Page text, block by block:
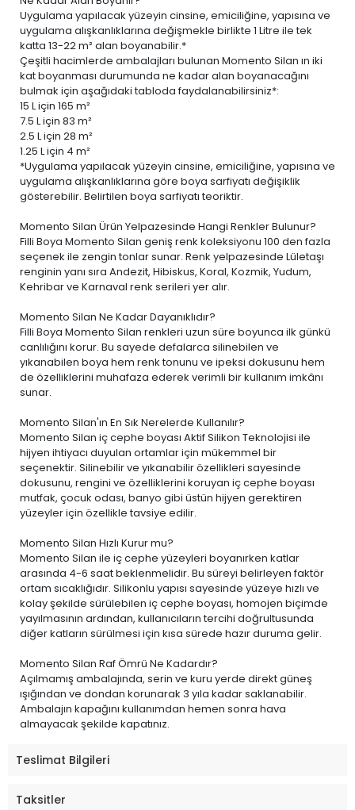
Uygulama yapılacak yüzeyin cinsine, emiciliğine, yapısına ve
uygulama alışkanlıklarına değişmekle birlikte 1 Litre ile tek
katta 13-22 m² alan boyanabilir.*
Çeşitli hacimlerde ambalajları bulunan Momento Silan ın iki
kat boyanması durumunda ne kadar alan boyanacağını
bulmak için aşağıdaki tabloda faydalanabilirsiniz*:
15 Liçin 165 m²
7.5 Liçin 83 m²
2.5 Liçin 28 m²
1.25 Liçin 4 m²
*Uygulama yapılacak yüzeyin cinsine, emiciliğine, yapısına ve
uygulama alışkanlıklarına göre boya sarfiyatı değişiklik
gösterebilir. Belirtilen boya sarfiyatı teoriktir.
Momento Silan Ürün Yelpazesinde Hangi Renkler Bulunur?
Filli Boya Momento Silan geniş renk koleksiyonu 100 den fazla
seçenek ile zengin tonlar sunar. Renk yelpazesinde Lületaşı
renginin yanı sıra Andezit, Hibiskus, Koral, Kozmik, Yudum,
Kehribar ve Karnaval renk serileri yer alır.
Momento Silan Ne Kadar Dayanıklıdır?
Filli Boya Momento Silan renkleri uzun süre boyunca ilk günkü
canlılığını korur. Bu sayede defalarca silinebilen ve
yıkanabilen boya hem renk tonunu ve ipeksi dokusunu hem
de özelliklerini muhafaza ederek verimli bir kullanım imkânı
sunar.
Momento Silan'ın En Sık Nerelerde Kullanılır?
Momento Silan iç cephe boyası Aktif Silikon Teknolojisi ile
hijyen ihtiyacı duyulan ortamlar için mükemmel bir
seçenektir. Silinebilir ve yıkanabilir özellikleri sayesinde
dokusunu, rengini ve özelliklerini koruyan iç cephe boyası
mutfak, çocuk odası, banyo gibi üstün hijyen gerektiren
yüzeyler için özellikle tavsiye edilir.
Momento Silan Hızlı Kurur mu?
Momento Silan ile iç cephe yüzeyleri boyanırken katlar
arasında 4-6 saat beklenmelidir. Bu süreyi belirleyen faktör
ortam sıcaklığıdır. Silikonlu yapısı sayesinde yüzeye hızlı ve
kolay şekilde sürülebilen iç cephe boyası, homojen biçimde
yayılmasının ardından, kullanıcıların tercihi doğrultusunda
diğer katların sürülmesi için kısa sürede hazır duruma gelir.
Momento Silan Raf Ömrü Ne Kadardır?
Açılmamış ambalajında, serin ve kuru yerde direkt güneş
ışığından ve dondan korunarak 3 yıla kadar saklanabilir.
Ambalajın kapağını kullanımdan hemen sonra hava
almayacak şekilde kapatınız.
Teslimat Bilgileri
Taksitler